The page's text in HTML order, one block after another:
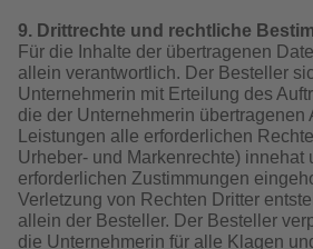
9. Drittrechte und rechtliche
Für die Inhalte der übertragenen
allein verantwortlich. Der Besteller
Unternehmerin mit Erteilung des
die der Unternehmerin übertragenen
Leistungen alle erforderlichen
Urheber- und Markenrechte) innehat
erforderlichen Zustimmungen
Verletzung von Rechten Dritter
allein der Besteller. Der Besteller
die Unternehmerin für alle Klagen